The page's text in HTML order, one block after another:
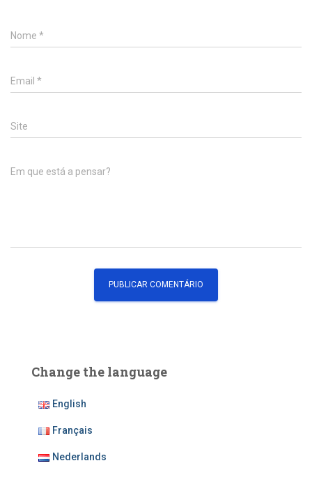
Nome *
Email *
Site
Em que está a pensar?
Change the language
English
Français
Nederlands